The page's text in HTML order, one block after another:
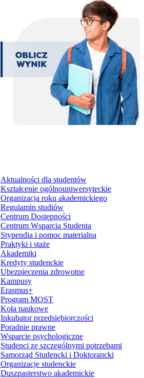
Aktualności dla studentów
Kształcenie ogólnouniwersyteckie
Organizacja roku akademickiego
Regulamin studiów
Centrum Dostępności
Centrum Wsparcia Studenta
Stypendia i pomoc materialna
Praktyki i staże
Akademiki
Kredyty studenckie
Ubezpieczenia zdrowotne
Kampusy
Erasmus+
Program MOST
Koła naukowe
Inkubator przedsiębiorczości
Poradnie prawne
Wsparcie psychologiczne
Studenci ze szczególnymi potrzebami
Samorząd Studencki i Doktorancki
Organizacje studenckie
Duszpasterstwo akademickie